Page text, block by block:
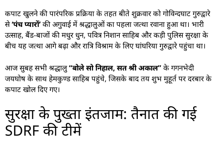
कपाट खुलने की पारंपरिक प्रक्रिया के तहत बीते शुक्रवार को गोविन्दघाट गुरुद्वारे
से‘पंच प्यारों’ की अगुवाई में श्रद्धालुओं का पहला जत्था रवाना हुआ था। भारी
उत्साह, बैंड-बाजों की मधुर धुन, पवित्र निशान साहिब और कड़ी पुलिस सुरक्षा के
बीच यह जत्था आगे बढ़ा और रात्रि विश्राम के लिए घांघरिया गुरुद्वारे पहुंचा था।
आज सुबह सभी श्रद्धालु“बोले सो निहाल, सत श्री अकाल” के गगनभेदी
जयघोष के साथ हेमकुण्ड साहिब पहुंचे, जिसके बाद तय शुभ मुहूर्त पर दरबार के
कपाट खोल दिए गए।
सुरक्षा के पुख्ता इंतजाम: तैनात की गई
SDRF की टीमें